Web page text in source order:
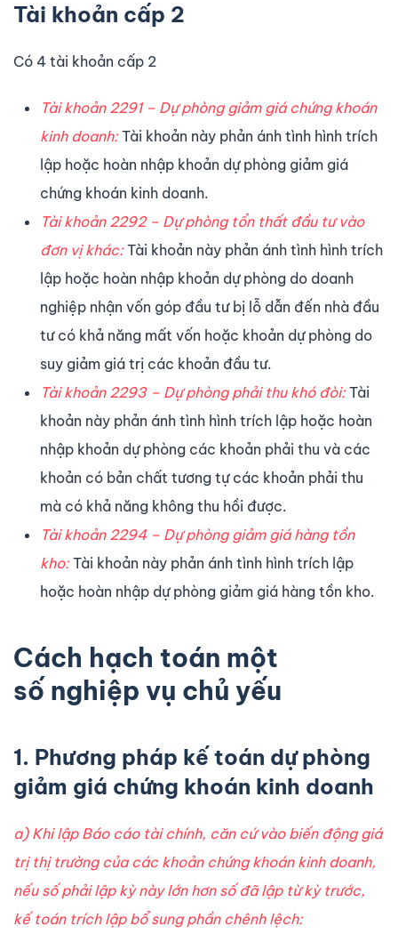
Tài khoản cấp 2
Có 4 tài khoản cấp 2
Tài khoản 2291 – Dự phòng giảm giá chứng khoán
kinh doanh:Tài khoản này phản ánh tình hình trích
lập hoặc hoàn nhập khoản dự phòng giảm giá
chứng khoán kinh doanh.
Tài khoản 2292 – Dự phòng tổn thất đầu tư vào
đơn vị khác:Tài khoản này phản ánh tình hình trích
lập hoặc hoàn nhập khoản dự phòng do doanh
nghiệp nhận vốn góp đầu tư bị lỗ dẫn đến nhà đầu
tư có khả năng mất vốn hoặc khoản dự phòng do
suy giảm giá trị các khoản đầu tư.
Tài khoản 2293 – Dự phòng phải thu khó đòi:Tài
khoản này phản ánh tình hình trích lập hoặc hoàn
nhập khoản dự phòng các khoản phải thu và các
khoản có bản chất tương tự các khoản phải thu
mà có khả năng không thu hồi được.
Tài khoản 2294 – Dự phòng giảm giá hàng tồn
kho:Tài khoản này phản ánh tình hình trích lập
hoặc hoàn nhập dự phòng giảm giá hàng tồn kho.
Cách hạch toán một
số nghiệp vụ chủ yếu
1. Phương pháp kế toán dự phòng
giảm giá chứng khoán kinh doanh
a) Khi lập Báo cáo tài chính, căn cứ vào biến động giá
trị thị trường của các khoản chứng khoán kinh doanh,
nếu số phải lập kỳ này lớn hơn số đã lập từ kỳ trước,
kế toán trích lập bổ sung phần chênh lệch: